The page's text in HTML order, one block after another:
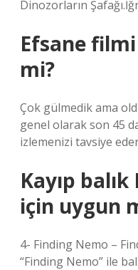
Dinozorların
Efsane
mi?
Çok gülmedik ama
genel olarak son 45
izlemenizi tavsiye
Kayıp
için uygun
4- Finding Nemo –
“Finding Nemo” ile